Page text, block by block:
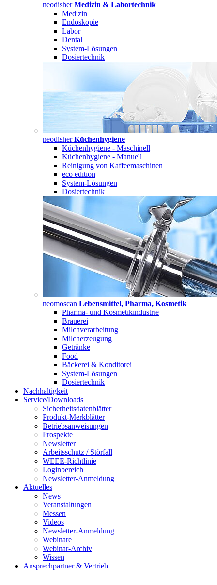
neodisherMedizin & Labortechnik
Medizin
Endoskopie
Labor
Dental
System-Lösungen
Dosiertechnik
neodisherKüchenhygiene
Küchenhygiene - Maschinell
Küchenhygiene - Manuell
Reinigung von Kaffeemaschinen
eco edition
System-Lösungen
Dosiertechnik
neomoscan Lebensmittel, Pharma, Kosmetik
Pharma- und Kosmetikindustrie
Brauerei
Milchverarbeitung
Milcherzeugung
Getränke
Food
Bäckerei & Konditorei
System-Lösungen
Dosiertechnik
Nachhaltigkeit
Service/Downloads
Sicherheitsdatenblätter
Produkt-Merkblätter
Betriebsanweisungen
Prospekte
Newsletter
Arbeitsschutz / Störfall
WEEE-Richtlinie
Loginbereich
Newsletter-Anmeldung
Aktuelles
News
Veranstaltungen
Messen
Videos
Newsletter-Anmeldung
Webinare
Webinar-Archiv
Wissen
Ansprechpartner & Vertrieb